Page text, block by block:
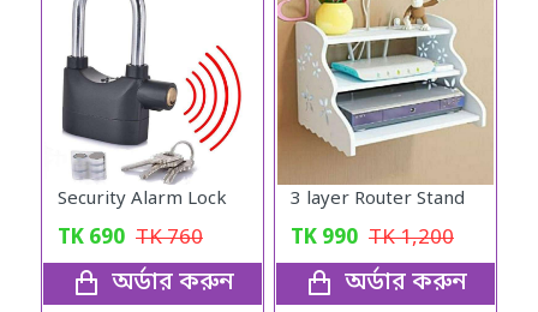
Security Alarm Lock
TK 690 TK760
অর্ডার করুন
3 layer Router Stand
TK 990 TK1,200
অর্ডার করুন